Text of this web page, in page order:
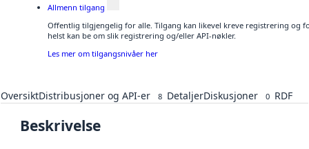
Allmenn tilgang
Offentlig tilgjengelig for alle. Tilgang kan likevel kreve registrering og
helst kan be om slik registrering og/eller API-nøkler.
Les mer om tilgangsnivåer her
OversiktDistribusjoner og API-er 8 DetaljerDiskusjoner 0 RDF
Beskrivelse